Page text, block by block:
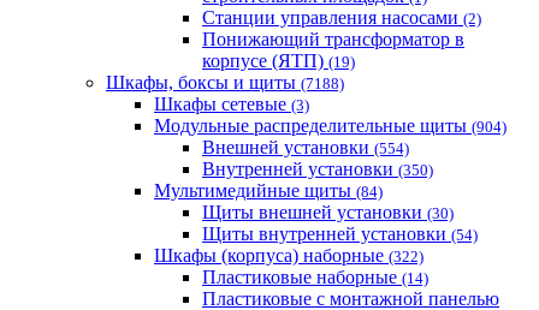
Станции управления насосами (2)
Понижающий трансформатор в
корпусе (ЯТП) (19)
Шкафы, боксы и щиты (7188)
Шкафы сетевые (3)
Модульные распределительные щиты (904)
Внешней установки (554)
Внутренней установки (350)
Мультимедийные щиты (84)
Щиты внешней установки (30)
Щиты внутренней установки (54)
Шкафы (корпуса) наборные (322)
Пластиковые наборные (14)
Пластиковые с монтажной панелью